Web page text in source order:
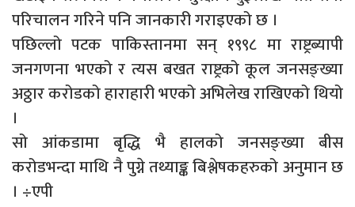
परिचालन गरिने पनि जानकारी गराइएको छ ।
पछिल्लो पटक पाकिस्तानमा सन् १९९८ मा राष्ट्रब्यापी
जनगणना भएको र त्यस बखत राष्ट्रको कूल जनसङ्ख्या
अठ्ठार करोडको हाराहारी भएको अभिलेख राखिएको थियो
।
सो आंकडामा बृद्धि भै हालको जनसङ्ख्या बीस
करोडभन्दा माथि नै पुग्ने तथ्याङ्क बिश्लेषकहरुको अनुमान छ
। ÷एपी